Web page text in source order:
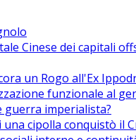
Cinese dei capitali
un Rogo all'Ex
funzionale al
guerra imperialista?
cipolla conquistò il